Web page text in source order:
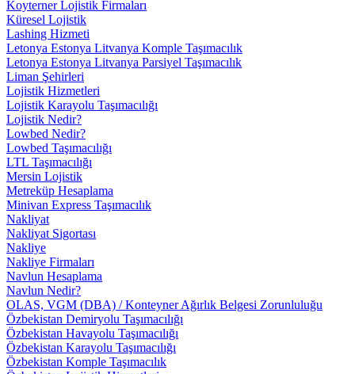
Koyterner Lojistik Firmaları
Küresel Lojistik
Lashing Hizmeti
Letonya Estonya Litvanya Komple Taşımacılık
Letonya Estonya Litvanya Parsiyel Taşımacılık
Liman Şehirleri
Lojistik Hizmetleri
Lojistik Karayolu Taşımacılığı
Lojistik Nedir?
Lowbed Nedir?
Lowbed Taşımacılığı
LTL Taşımacılığı
Mersin Lojistik
Metreküp Hesaplama
Minivan Express Taşımacılık
Nakliyat
Nakliyat Sigortası
Nakliye
Nakliye Firmaları
Navlun Hesaplama
Navlun Nedir?
OLAS, VGM (DBA) / Konteyner Ağırlık Belgesi Zorunluluğu
Özbekistan Demiryolu Taşımacılığı
Özbekistan Havayolu Taşımacılığı
Özbekistan Karayolu Taşımacılığı
Özbekistan Komple Taşımacılık